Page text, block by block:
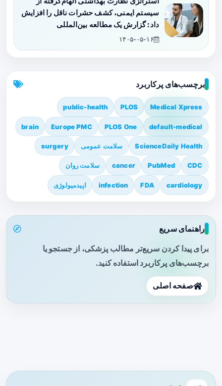
سیستم ایمنی، کشف حشرات ناقل را افزایش
داد: گزارش یک مطالعه بین‌المللی
۱۴۰۵-۰۵-۱۶
برچسب‌های پرکاربرد
Medical Xpress
PLOS
public-health
default-medical
PLOS One
Europe PMC
brain
ScienceDaily Health سلامت عمومی surgery
CDC
PubMed
cancer سلامت روان
cardiology
FDA
infection اپیدمیولوژی
راهنمای سریع
برای پیدا کردن سریع‌تر مطالب پزشکی، از جستجو یا
برچسب‌های پرکاربرد استفاده کنید.
صفحه اصلی